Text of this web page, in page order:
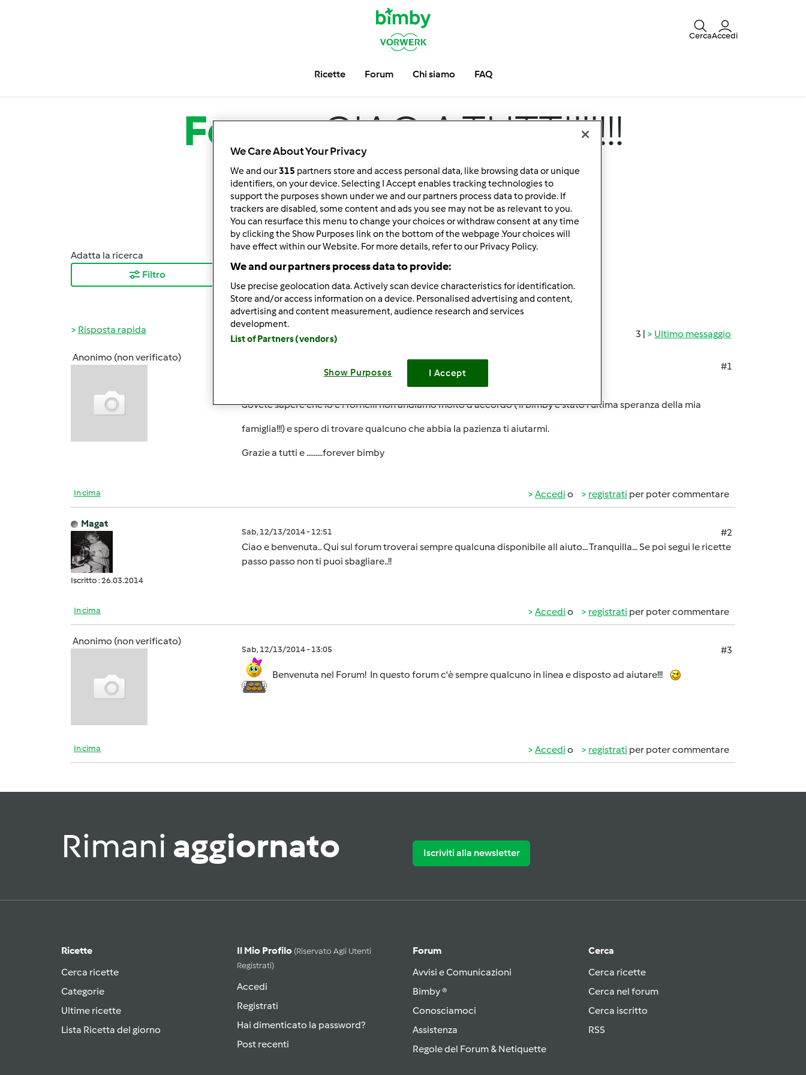
CercaAccedi
Ricette Forum Chi siamo FAQ
ForumCIAO A TUTTI!!!!!!
Adatta la ricerca
Filtro
I risultati più recenti
3 | Ultimo messaggio
Risposta rapida
Anonimo (non verificato)
#1
dovete sapere che io e i fornelli non andiamo molto d'accordo ( il bimby è stato l'ultima speranza della mia
famiglia!!!) e spero di trovare qualcuno che abbia la pazienza ti aiutarmi.
Grazie a tutti e .........forever bimby
In cima Accedi o registrati per poter commentare
Magat
Iscritto : 26.03.2014
Sab, 12/13/2014 - 12:51
#2
Ciao e benvenuta.. Qui sul forum troverai sempre qualcuna disponibile all aiuto... Tranquilla... Se poi segui le ricette
passo passo non ti puoi sbagliare..!!
In cima Accedi o registrati per poter commentare
Anonimo (non verificato)
Sab, 12/13/2014 - 13:05 #3
Benvenuta nel Forum! In questo forum c'è sempre qualcuno in linea e disposto ad aiutare!!!
In cima Accedi o registrati per poter commentare
Rimani aggiornato Iscriviti alla newsletter
Ricette
Cerca ricette
Categorie
Ultime ricette
Lista Ricetta del giorno
Il Mio Profilo (riservato Agli Utenti
Registrati)
Accedi
Registrati
Hai dimenticato la password?
Post recenti
Forum
Avvisi e Comunicazioni
Bimby ®
Conosciamoci
Assistenza
Regole del Forum & Netiquette
Cerca
Cerca ricette
Cerca nel forum
Cerca iscritto
RSS
We Care About Your Privacy
We and our315 partners store and access personal data, like browsing data or unique
identifiers, on your device. Selecting I Accept enables tracking technologies to
support the purposes shown under we and our partners process data to provide. If
trackers are disabled, some content and ads you see may not be as relevant to you.
You can resurface this menu to change your choices or withdraw consent at any time
by clicking the Show Purposes link on the bottom of the webpage .Your choices will
have effect within our Website. For more details, refer to our Privacy Policy.
We and our partners process data to provide:
Use precise geolocation data. Actively scan device characteristics for identification.
Store and/or access information on a device. Personalised advertising and content,
advertising and content measurement, audience research and services
development.
List of Partners (vendors)
Show Purposes I Accept